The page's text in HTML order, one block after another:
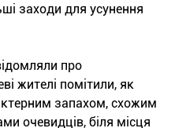
заходи для усунення
про
жителі помітили, як
запахом, схожим
очевидців, біля місця